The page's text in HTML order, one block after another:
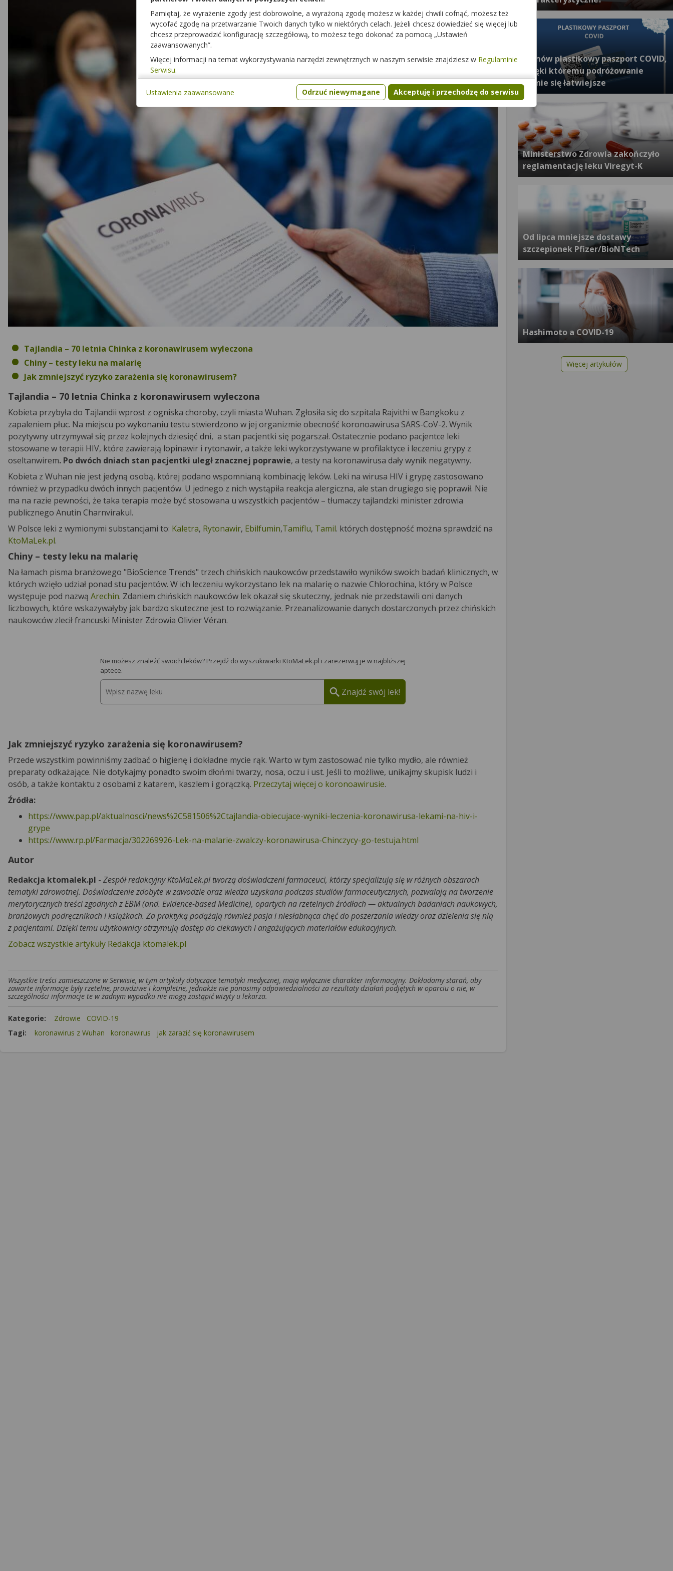
Tajlandia – 70 letnia Chinka z koronawirusem wyleczona
Chiny – testy leku na malarię
Jak zmniejszyć ryzyko zarażenia się koronawirusem?
Tajlandia – 70 letnia Chinka z koronawirusem wyleczona
Kobieta przybyła do Tajlandii wprost z ogniska choroby, czyli miasta Wuhan. Zgłosiła się do szpitala Rajvithi w Bangkoku z
zapaleniem płuc. Na miejscu po wykonaniu testu stwierdzono w jej organizmie obecność koronoawirusa SARS-CoV-2. Wynik
pozytywny utrzymywał się przez kolejnych dziesięć dni, a stan pacjentki się pogarszał. Ostatecznie podano pacjentce leki
stosowane w terapii HIV, które zawierają lopinawir i rytonawir, a także leki wykorzystywane w profilaktyce i leczeniu grypy z
oseltanwirem. Po dwóch dniach stan pacjentki uległ znacznej poprawie, a testy na koronawirusa dały wynik negatywny.
Kobieta z Wuhan nie jest jedyną osobą, której podano wspomnianą kombinację leków. Leki na wirusa HIV i grypę zastosowano
również w przypadku dwóch innych pacjentów. U jednego z nich wystąpiła reakcja alergiczna, ale stan drugiego się poprawił. Nie
ma na razie pewności, że taka terapia może być stosowana u wszystkich pacjentów – tłumaczy tajlandzki minister zdrowia
publicznego Anutin Charnvirakul.
W Polsce leki z wymionymi substancjami to: Kaletra, Rytonawir, Ebilfumin,Tamiflu, Tamil. których dostępność można sprawdzić na
KtoMaLek.pl.
Chiny – testy leku na malarię
Na łamach pisma branżowego "BioScience Trends" trzech chińskich naukowców przedstawiło wyników swoich badań klinicznych, w
których wzięło udział ponad stu pacjentów. W ich leczeniu wykorzystano lek na malarię o nazwie Chlorochina, który w Polsce
występuje pod nazwą Arechin. Zdaniem chińskich naukowców lek okazał się skuteczny, jednak nie przedstawili oni danych
liczbowych, które wskazywałyby jak bardzo skuteczne jest to rozwiązanie. Przeanalizowanie danych dostarczonych przez chińskich
naukowców zlecił francuski Minister Zdrowia Olivier Véran.
Nie możesz znaleźć swoich leków? Przejdź do wyszukiwarki KtoMaLek.pl i zarezerwuj je w najbliższej
aptece.
Znajdź swój lek!
Jak zmniejszyć ryzyko zarażenia się koronawirusem?
Przede wszystkim powinniśmy zadbać o higienę i dokładne mycie rąk. Warto w tym zastosować nie tylko mydło, ale również
preparaty odkażające. Nie dotykajmy ponadto swoim dłońmi twarzy, nosa, oczu i ust. Jeśli to możliwe, unikajmy skupisk ludzi i
osób, a także kontaktu z osobami z katarem, kaszlem i gorączką. Przeczytaj więcej o koronoawirusie.
Źródła:
https://www.pap.pl/aktualnosci/news%2C581506%2Ctajlandia-obiecujace-wyniki-leczenia-koronawirusa-lekami-na-hiv-i-
grype
https://www.rp.pl/Farmacja/302269926-Lek-na-malarie-zwalczy-koronawirusa-Chinczycy-go-testuja.html
Autor
Redakcja ktomalek.pl - Zespół redakcyjny KtoMaLek.pl tworzą doświadczeni farmaceuci, którzy specjalizują się w różnych obszarach
tematyki zdrowotnej. Doświadczenie zdobyte w zawodzie oraz wiedza uzyskana podczas studiów farmaceutycznych, pozwalają na tworzenie
merytorycznych treści zgodnych z EBM (and. Evidence-based Medicine), opartych na rzetelnych źródłach — aktualnych badaniach naukowych,
branżowych podręcznikach i książkach. Za praktyką podążają również pasja i niesłabnąca chęć do poszerzania wiedzy oraz dzielenia się nią
z pacjentami. Dzięki temu użytkownicy otrzymują dostęp do ciekawych i angażujących materiałów edukacyjnych.
Zobacz wszystkie artykuły Redakcja ktomalek.pl
Wszystkie treści zamieszczone w Serwisie, w tym artykuły dotyczące tematyki medycznej, mają wyłącznie charakter informacyjny. Dokładamy starań, aby
zawarte informacje były rzetelne, prawdziwe i kompletne, jednakże nie ponosimy odpowiedzialności za rezultaty działań podjętych w oparciu o nie, w
szczególności informacje te w żadnym wypadku nie mogą zastąpić wizyty u lekarza.
Kategorie: Zdrowie
COVID-19
Tagi:
koronawirus z Wuhan koronawirus jak zarazić się koronawirusem
Zamów plastikowy paszport COVID,
dzięki któremu podróżowanie
stanie się łatwiejsze
Ministerstwo Zdrowia zakończyło
reglamentację leku Viregyt-K
Od lipca mniejsze dostawy
szczepionek Pfizer/BioNTech
Hashimoto a COVID-19
Więcej artykułów
Pamiętaj, że wyrażenie zgody jest dobrowolne, a wyrażoną zgodę możesz w każdej chwili cofnąć, możesz też
wycofać zgodę na przetwarzanie Twoich danych tylko w niektórych celach. Jeżeli chcesz dowiedzieć się więcej lub
chcesz przeprowadzić konfigurację szczegółową, to możesz tego dokonać za pomocą „Ustawień
zaawansowanych”.
Więcej informacji na temat wykorzystywania narzędzi zewnętrznych w naszym serwisie znajdziesz w Regulaminie
Serwisu.
Odrzuć niewymagane Akceptuję i przechodzę do serwisu
Ustawienia zaawansowane